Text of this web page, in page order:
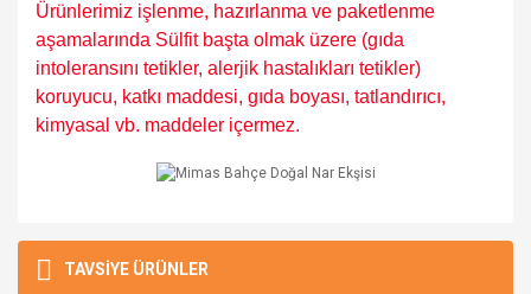
Ürünlerimiz işlenme, hazırlanma ve paketlenme
aşamalarında Sülfit başta olmak üzere (gıda
intoleransını tetikler, alerjik hastalıkları tetikler)
koruyucu, katkı maddesi, gıda boyası, tatlandırıcı,
kimyasal vb. maddeler içermez.
Bu ürüne ilk yorumu siz yapın!
kullanarak tarafımıza iletebilirsiniz.
Ürün hakkında henüz soru sorulmamış.
TAVSİYE ÜRÜNLER